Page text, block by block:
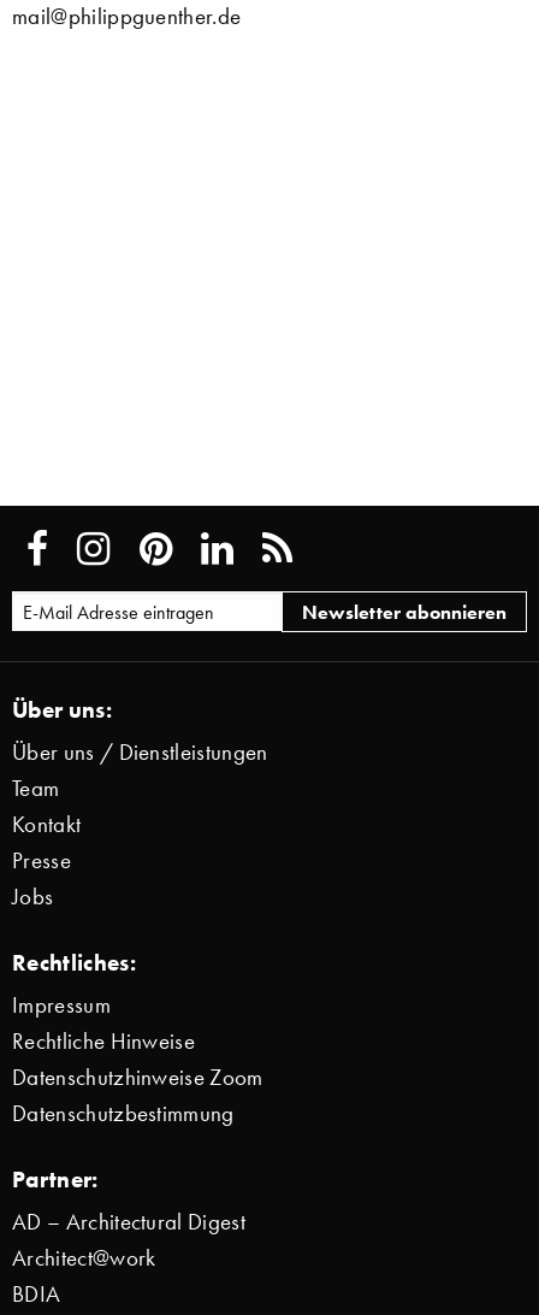
mail@philippguenther.de
Über uns:
Über uns / Dienstleistungen
Team
Kontakt
Presse
Jobs
Rechtliches:
Impressum
Rechtliche Hinweise
Datenschutzhinweise Zoom
Datenschutzbestimmung
Partner:
AD – Architectural Digest
Architect@work
BDIA